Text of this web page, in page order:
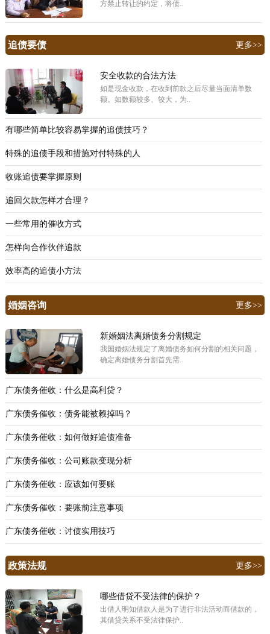
方禁止转让的约定，将债..
追债要债 更多>>
安全收款的合法方法
如是现金收款，在收到前款之后尽量当面清单数
额。如数额较多、较大，为..
有哪些简单比较容易掌握的追债技巧？
特殊的追债手段和措施对付特殊的人
收账追债要掌握原则
追回欠款怎样才合理？
一些常用的催收方式
怎样向合作伙伴追款
效率高的追债小方法
婚姻咨询 更多>>
新婚姻法离婚债务分割规定
我国婚姻法规定了离婚债务如何分割的相关问题，
确定离婚债务分割首先需..
广东债务催收：什么是高利贷？
广东债务催收：债务能被赖掉吗？
广东债务催收：如何做好追债准备
广东债务催收：公司账款变现分析
广东债务催收：应该如何要账
广东债务催收：要账前注意事项
广东债务催收：讨债实用技巧
政策法规 更多>>
哪些借贷不受法律的保护？
出借人明知借款人是为了进行非法活动而借款的，
其借贷关系不受法律保护..